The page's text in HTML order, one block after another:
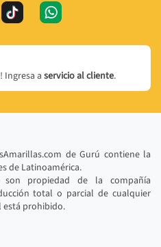
Ingresa a servicio al cliente.
de Gurú contiene la
de Latinoamérica.
son propiedad de la compañía
total o parcial de cualquier
está prohibido.